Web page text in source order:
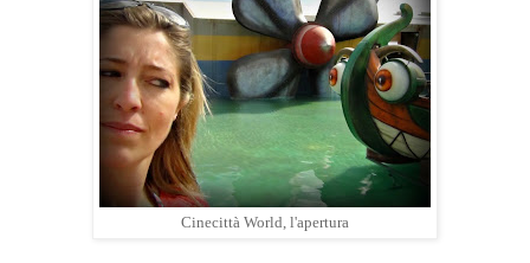
Cinecittà World, l'apertura